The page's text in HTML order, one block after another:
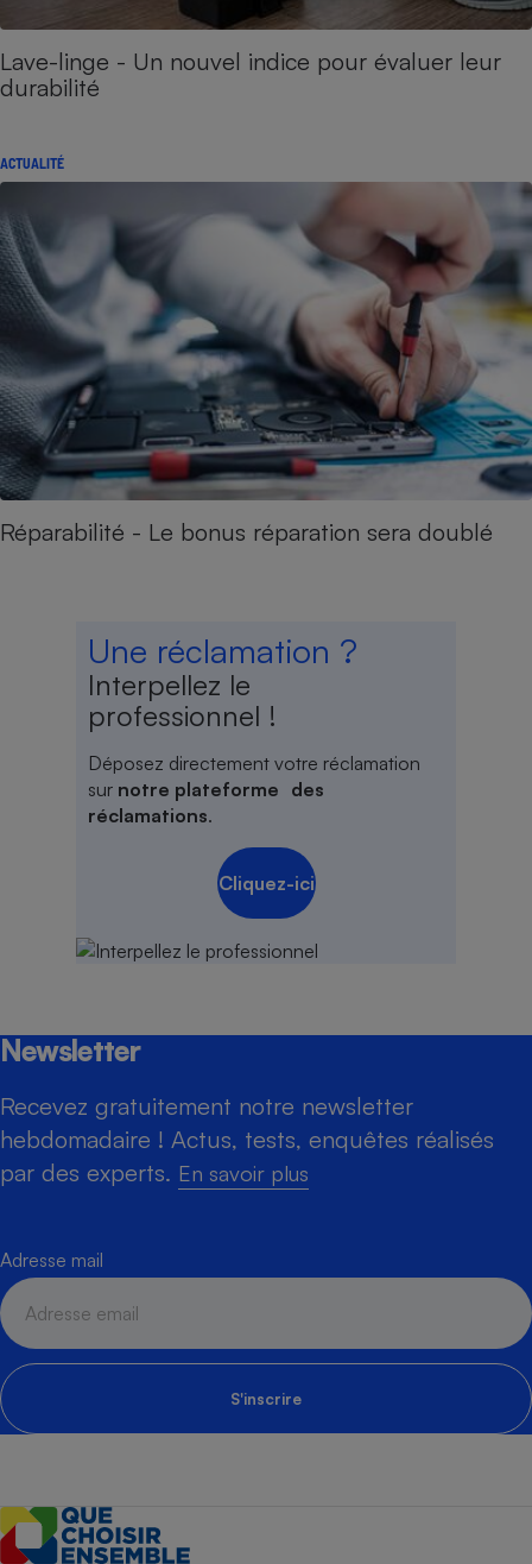
Lave-linge - Un nouvel indice pour évaluer leur
durabilité
ACTUALITÉ
Réparabilité - Le bonus réparation sera doublé
Une réclamation ?
Interpellez le
professionnel !
Déposez directement votre réclamation
sur notre plateforme des
réclamations.
Cliquez-ici
Newsletter
Recevez gratuitement notre newsletter
hebdomadaire ! Actus, tests, enquêtes réalisés
par des experts. En savoir plus
Adresse mail
S'inscrire